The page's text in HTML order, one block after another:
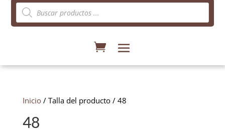
Búsqueda
de
productos
Inicio/ Talla del producto / 48
48